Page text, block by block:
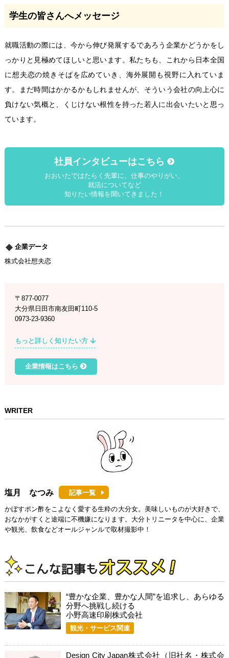
学生の皆さんへメッセージ
就職活動の際には、今から伸び発展するであろう企業かどうかをし
っかりと見極めてほしいと思います。私たちも、これから日本全国
に想夫恋の焼きそばを広めていき、海外展開も視野に入れていま
す。まだ時間はかかるかもしれませんが、そういう会社の向上心に
負けない気概と、くじけない根性を持った若人に出会いたいと思っ
ています。
社員インタビューはこちら
おおいたではたらく先輩に、仕事のやりがい、
就活についてなど
知りたい情報を聞いてきました！
企業データ
株式会社想夫恋
〒877-0077
大分県日田市南友田町110-5
0973-23-9360
もっと詳しく知りたい方
企業情報はこちら
WRITER
塩月 なつみ 記事一覧
かぼすポン酢をこよなく愛する生粋の大分女。美味しいものが大好きで、
おなかがすくと途端に不機嫌になります。大分トリニータを中心に、企業
や観光、飲食などオールジャンルで取材撮影中！
“豊かな企業、豊かな人間”を追求し、あらゆる
分野へ挑戦し続ける
小野高速印刷株式会社
観光・サービス関連
Design City Japan株式会社（旧社名・株式会